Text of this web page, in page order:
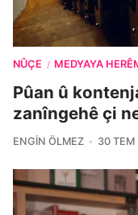
NÛÇE / MEDYAYA
Pûan û
zanîngehê çi
ENGIN ÖLMEZ 30